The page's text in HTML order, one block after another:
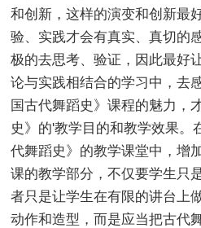
和创新，这样的演变和创新最
验、实践才会有真实、真切的
极的去思考、验证，因此最好
论与实践相结合的学习中，去
国古代舞蹈史》课程的魅力，
史》的'教学目的和教学效果。
代舞蹈史》的教学课堂中，增
课的教学部分，不仅要学生只
者只是让学生在有限的讲台上
动作和造型，而是应当把古代